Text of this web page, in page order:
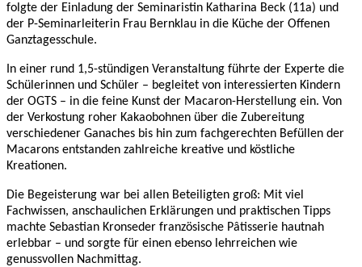
folgte der Einladung der Seminaristin Katharina Beck (11a) und
der P-Seminarleiterin Frau Bernklau in die Küche der Offenen
Ganztagesschule.
In einer rund 1,5-stündigen Veranstaltung führte der Experte die
Schülerinnen und Schüler – begleitet von interessierten Kindern
der OGTS – in die feine Kunst der Macaron-Herstellung ein. Von
der Verkostung roher Kakaobohnen über die Zubereitung
verschiedener Ganaches bis hin zum fachgerechten Befüllen der
Macarons entstanden zahlreiche kreative und köstliche
Kreationen.
Die Begeisterung war bei allen Beteiligten groß: Mit viel
Fachwissen, anschaulichen Erklärungen und praktischen Tipps
machte Sebastian Kronseder französische Pâtisserie hautnah
erlebbar – und sorgte für einen ebenso lehrreichen wie
genussvollen Nachmittag.